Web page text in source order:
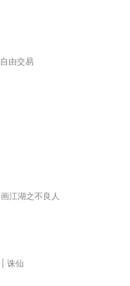
自由交易
画江湖之不良人
诛仙